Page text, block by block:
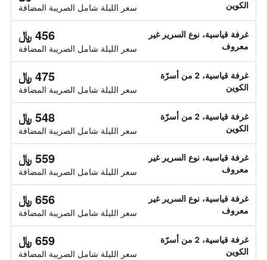
الكوين سعر الليلة شامل الصريبة المضافة
غرفة قياسية، نوع السرير غير
معروف
456 ﷼
سعر الليلة شامل الصريبة المضافة
غرفة قياسية، 2 من أسرّة
الكوين
475 ﷼
سعر الليلة شامل الصريبة المضافة
غرفة قياسية، 2 من أسرّة
الكوين
548 ﷼
سعر الليلة شامل الصريبة المضافة
غرفة قياسية، نوع السرير غير
معروف
559 ﷼
سعر الليلة شامل الصريبة المضافة
غرفة قياسية، نوع السرير غير
معروف
656 ﷼
سعر الليلة شامل الصريبة المضافة
غرفة قياسية، 2 من أسرّة
الكوين
659 ﷼
سعر الليلة شامل الصريبة المضافة